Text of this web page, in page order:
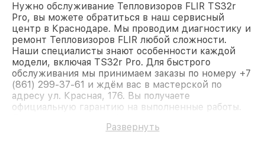
Нужно обслуживание Тепловизоров FLIR TS32r
Pro, вы можете обратиться в наш сервисный
центр в Краснодаре. Мы проводим диагностику и
ремонт Тепловизоров FLIR любой сложности.
Наши специалисты знают особенности каждой
модели, включая TS32r Pro. Для быстрого
обслуживания мы принимаем заказы по номеру +7
(861) 299-37-61 и ждём вас в мастерской по
адресу ул. Красная, 176. Вы получаете
официальную гарантию на выполненные работы.
Развернуть